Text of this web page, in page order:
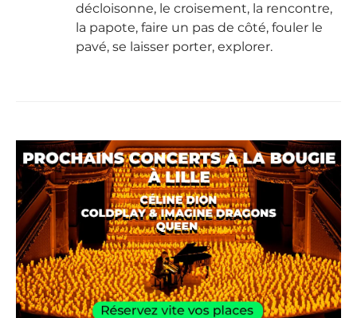
décloisonne, le croisement, la rencontre,
la papote, faire un pas de côté, fouler le
pavé, se laisser porter, explorer.